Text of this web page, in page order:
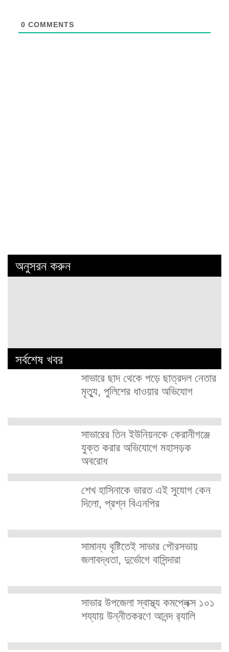
0 COMMENTS
অনুসরন করুন
সর্বশেষ খবর
সাভারে ছাদ থেকে পড়ে ছাত্রদল নেতার
মৃত্যু, পুলিশের ধাওয়ার অভিযোগ
সাভারের তিন ইউনিয়নকে কেরানীগঞ্জে
যুক্ত করার অভিযোগে মহাসড়ক
অবরোধ
শেখ হাসিনাকে ভারত এই সুযোগ কেন
দিলো, প্রশ্ন বিএনপির
সামান্য বৃষ্টিতেই সাভার পৌরসভায়
জলাবদ্ধতা, দুর্ভোগে বাসিন্দারা
সাভার উপজেলা স্বাস্থ্য কমপ্লেক্স ১০১
শয্যায় উন্নীতকরণে আনন্দ র‍্যালি